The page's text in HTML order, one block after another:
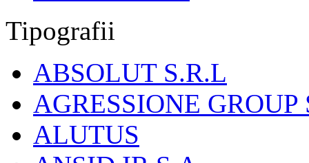
Tipografii
ABSOLUT S.R.L
AGRESSIONE GROUP
ALUTUS